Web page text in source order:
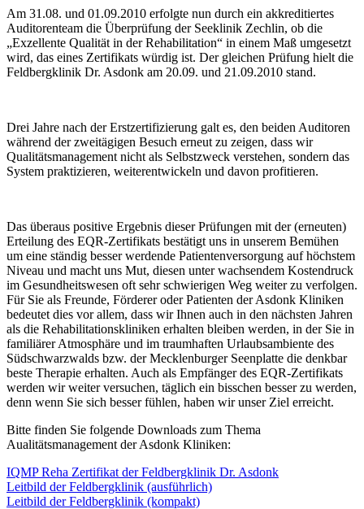
Am 31.08. und 01.09.2010 erfolgte nun durch ein akkreditiertes
Auditorenteam die Überprüfung der Seeklinik Zechlin, ob die
„Exzellente Qualität in der Rehabilitation“ in einem Maß umgesetzt
wird, das eines Zertifikats würdig ist. Der gleichen Prüfung hielt die
Feldbergklinik Dr. Asdonk am 20.09. und 21.09.2010 stand.
Drei Jahre nach der Erstzertifizierung galt es, den beiden Auditoren
während der zweitägigen Besuch erneut zu zeigen, dass wir
Qualitätsmanagement nicht als Selbstzweck verstehen, sondern das
System praktizieren, weiterentwickeln und davon profitieren.
Das überaus positive Ergebnis dieser Prüfungen mit der (erneuten)
Erteilung des EQR-Zertifikats bestätigt uns in unserem Bemühen
um eine ständig besser werdende Patientenversorgung auf höchstem
Niveau und macht uns Mut, diesen unter wachsendem Kostendruck
im Gesundheitswesen oft sehr schwierigen Weg weiter zu verfolgen.
Für Sie als Freunde, Förderer oder Patienten der Asdonk Kliniken
bedeutet dies vor allem, dass wir Ihnen auch in den nächsten Jahren
als die Rehabilitationskliniken erhalten bleiben werden, in der Sie in
familiärer Atmosphäre und im traumhaften Urlaubsambiente des
Südschwarzwalds bzw. der Mecklenburger Seenplatte die denkbar
beste Therapie erhalten. Auch als Empfänger des EQR-Zertifikats
werden wir weiter versuchen, täglich ein bisschen besser zu werden,
denn wenn Sie sich besser fühlen, haben wir unser Ziel erreicht.
Bitte finden Sie folgende Downloads zum Thema
Aualitätsmanagement der Asdonk Kliniken:
IQMP Reha Zertifikat der Feldbergklinik Dr. Asdonk
Leitbild der Feldbergklinik (ausführlich)
Leitbild der Feldbergklinik (kompakt)